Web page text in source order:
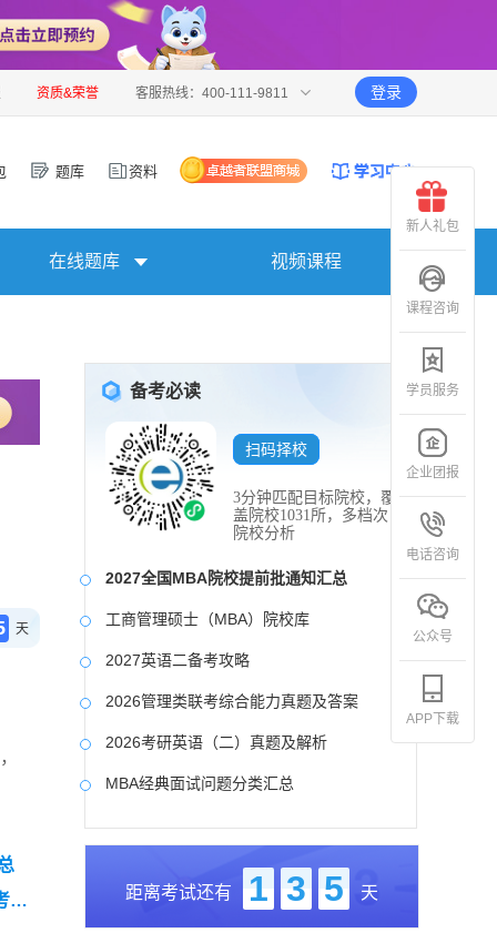
资质&荣誉 客服热线：400-111-9811 登录
题库 资料
在线题库 视频课程
天
研
备考必读
扫码择校
3分钟匹配目标院校，覆
盖院校1031所，多档次
院校分析
2027全国MBA院校提前批通知汇总
工商管理硕士（MBA）院校库
2027英语二备考攻略
2026管理类联考综合能力真题及答案
2026考研英语（二）真题及解析
MBA经典面试问题分类汇总
2017-2025近九年各科真题及详细解析
考研英语（二）试题库
2027写作备考攻略
距离考试还有 1 3 5 天
新人礼包
课程咨询
学员服务
企业团报
电话咨询
公众号
APP下载